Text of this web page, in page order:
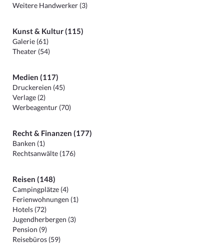
Weitere Handwerker (3)
Kunst & Kultur (115)
Galerie (61)
Theater (54)
Medien (117)
Druckereien (45)
Verlage (2)
Werbeagentur (70)
Recht & Finanzen (177)
Banken (1)
Rechtsanwälte (176)
Reisen (148)
Campingplätze (4)
Ferienwohnungen (1)
Hotels (72)
Jugendherbergen (3)
Pension (9)
Reisebüros (59)